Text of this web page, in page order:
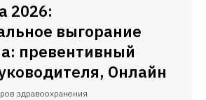
2026:
выгорание
превентивный
Онлайн
здравоохранения